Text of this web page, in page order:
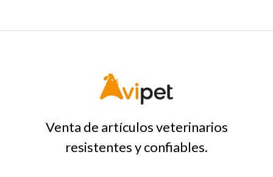
Venta de artículos veterinarios
resistentes y confiables.